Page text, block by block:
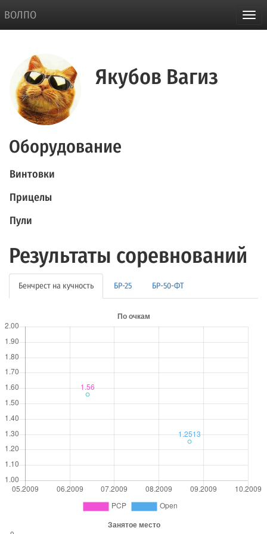
ВОЛПО
Якубов Вагиз
Оборудование
Винтовки
Прицелы
Пули
Результаты соревнований
Бенчрест на кучность БР-25 БР-50-ФТ